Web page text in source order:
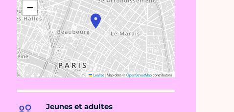
−
Leaflet|Map data ©OpenStreetMapcontributors
Jeunes et adultes